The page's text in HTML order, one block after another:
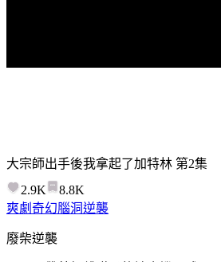
大宗師出手後我拿起了加特林 第2集
2.9K
8.8K
爽劇 奇幻腦洞逆襲
廢柴逆襲